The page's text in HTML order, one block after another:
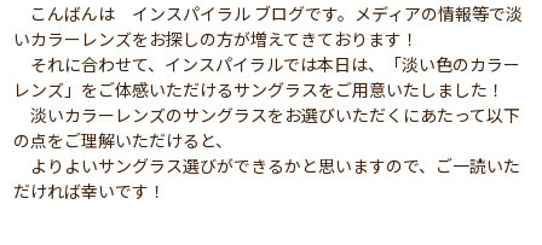
こんばんは インスパイラル ブログです。メディアの情報等で淡
いカラーレンズをお探しの方が増えてきております！
それに合わせて、インスパイラルでは本日は、「淡い色のカラー
レンズ」をご体感いただけるサングラスをご用意いたしました！
淡いカラーレンズのサングラスをお選びいただくにあたって以下
の点をご理解いただけると、
よりよいサングラス選びができるかと思いますので、ご一読いた
だければ幸いです！